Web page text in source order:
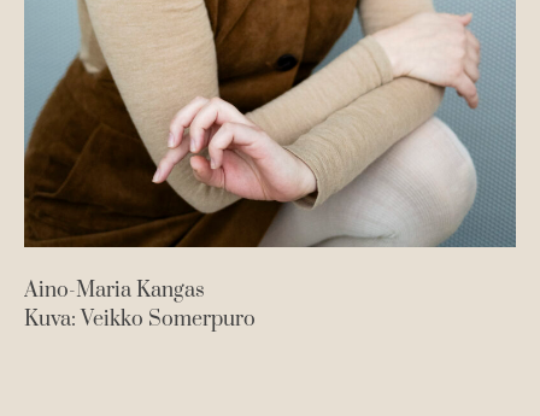
Aino-Maria Kangas
Kuva: Veikko Somerpuro